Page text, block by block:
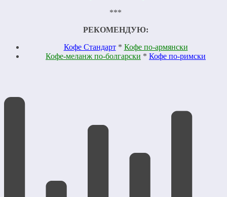
***
РЕКОМЕНДУЮ:
Кофе Стандарт* Кофе по-армянски
Кофе-меланж по-болгарски * Кофе по-римски